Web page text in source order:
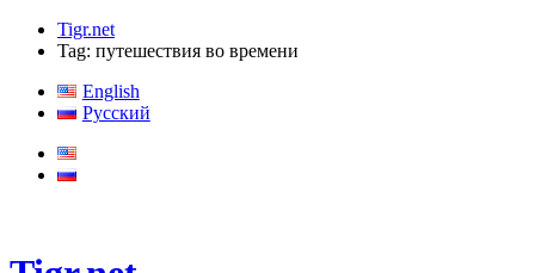
Tigr.net
Tag: путешествия во времени
English
Русский